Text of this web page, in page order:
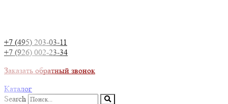
+7 (495) 203-03-11
+7 (926) 002-23-34
Заказать обратный звонок
Каталог
Search